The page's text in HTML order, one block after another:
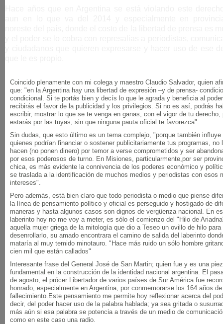
Coincido plenamente con mi colega y maestro Claudio Salvador, quien
que: "en la Argentina hay una libertad de expresión –y de prensa-
condicional. Si te portás bien y decís lo que le agrada y beneficia al
recibirás el favor de la publicidad y los privilegios. Si no es así, podrás
escribir, mostrar lo que se te venga en ganas, con el vigor de tu derecho,
estarás por las tuyas, sin que ninguna pauta oficial te favorezca".
Sin dudas, que esto último es un tema complejo, "porque también influye
quienes podrían financiar o sostener publicitariamente tus programas, no
hacen (no ponen dinero) por temor a verse comprometidos y ser
por esos poderosos de turno. En Misiones, particularmente,por ser
chica, es más evidente la connivencia de los poderes económico y
se traslada a la identificación de muchos medios y periodistas con esos
intereses".
Pero además, está bien claro que todo periodista o medio que piense
la línea de pensamiento político y oficial es perseguido y hostigado de
maneras y hasta algunos casos son dignos de vergüenza nacional. En
laberinto hoy no me voy a meter, es sólo el comienzo del "Hilo de
aquella mujer griega de la mitología que dio a Teseo un ovillo de hilo para
desenrollarlo, su amado encontrara el camino de salida del laberinto
mataría al muy temido minotauro. "Hace más ruido un sólo hombre
cien mil que están callados"
Interesante frase del General José de San Martin; quien fue y es una
fundamental en la construcción de la identidad nacional argentina. El
de agosto, el prócer Libertador de varios países de Sur América fue
honrado, especialmente en Argentina, por conmemorarse los 164 años
fallecimiento.Este pensamiento me permite hoy reflexionar acerca del
decir, del poder hacer uso de la palabra hablada; ya sea gritada o
más aún si esa palabra se potencia a través de un medio de
como en este caso una radio.